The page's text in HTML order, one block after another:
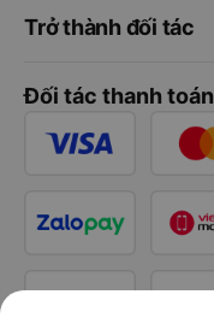
Trở thành đối tác
Đối tác thanh toán